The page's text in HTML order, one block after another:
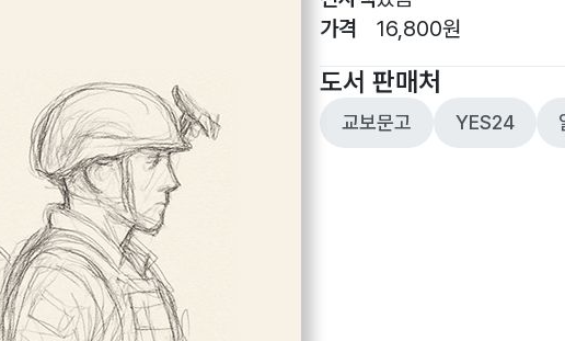
가격
16,800원
도서 판매처
교보문고 YES24